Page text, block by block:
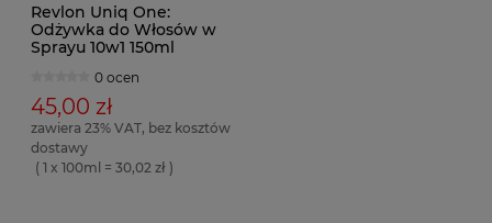
Revlon Uniq One:
Odżywka do Włosów w
Sprayu 10w1 150ml
0 ocen
45,00 zł
zawiera 23% VAT, bez kosztów
dostawy
( 1 x 100ml = 30,02 zł )